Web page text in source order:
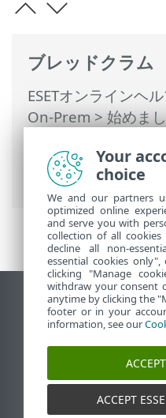
ブレッドクラム
ESETオンラインヘ
On-Prem>始めま
ル展開> エージェン
ーラーの作成 -
デスクトップサイト
End of Life
ESETナレッジベース
ESETフォーラム
ESET Status Portal
地域サポート
Your
choice
We and our partners
optimized online
and serve you with
collection of all
decline all non-
essential cookies
clicking "Manage
withdraw your consent
anytime by clicking the
footer or in your
information, see our
ACCEPT